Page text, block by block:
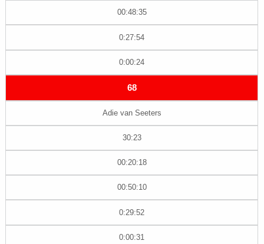
00:48:35
0:27:54
0:00:24
68
Adie van Seeters
30:23
00:20:18
00:50:10
0:29:52
0:00:31